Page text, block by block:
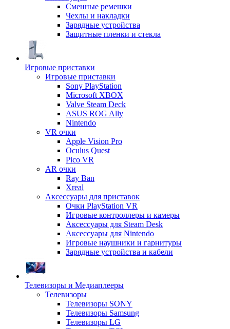
Сменные ремешки
Чехлы и накладки
Зарядные устройства
Защитные пленки и стекла
Игровые приставки
Игровые приставки
Sony PlayStation
Microsoft XBOX
Valve Steam Deck
ASUS ROG Ally
Nintendo
VR очки
Apple Vision Pro
Oculus Quest
Pico VR
AR очки
Ray Ban
Xreal
Аксессуары для приставок
Очки PlayStation VR
Игровые контроллеры и камеры
Аксессуары для Steam Desk
Аксессуары для Nintendo
Игровые наушники и гарнитуры
Зарядные устройства и кабели
Телевизоры и Медиаплееры
Телевизоры
Телевизоры SONY
Телевизоры Samsung
Телевизоры LG